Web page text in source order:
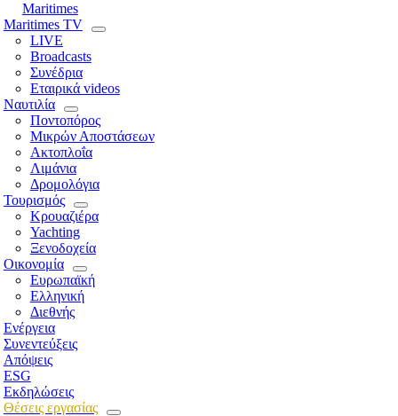
Maritimes
Maritimes TV
LIVE
Broadcasts
Συνέδρια
Εταιρικά videos
Ναυτιλία
Ποντοπόρος
Μικρών Αποστάσεων
Ακτοπλοΐα
Λιμάνια
Δρομολόγια
Τουρισμός
Κρουαζιέρα
Yachting
Ξενοδοχεία
Οικονομία
Ευρωπαϊκή
Ελληνική
Διεθνής
Ενέργεια
Συνεντεύξεις
Απόψεις
ESG
Εκδηλώσεις
Θέσεις εργασίας